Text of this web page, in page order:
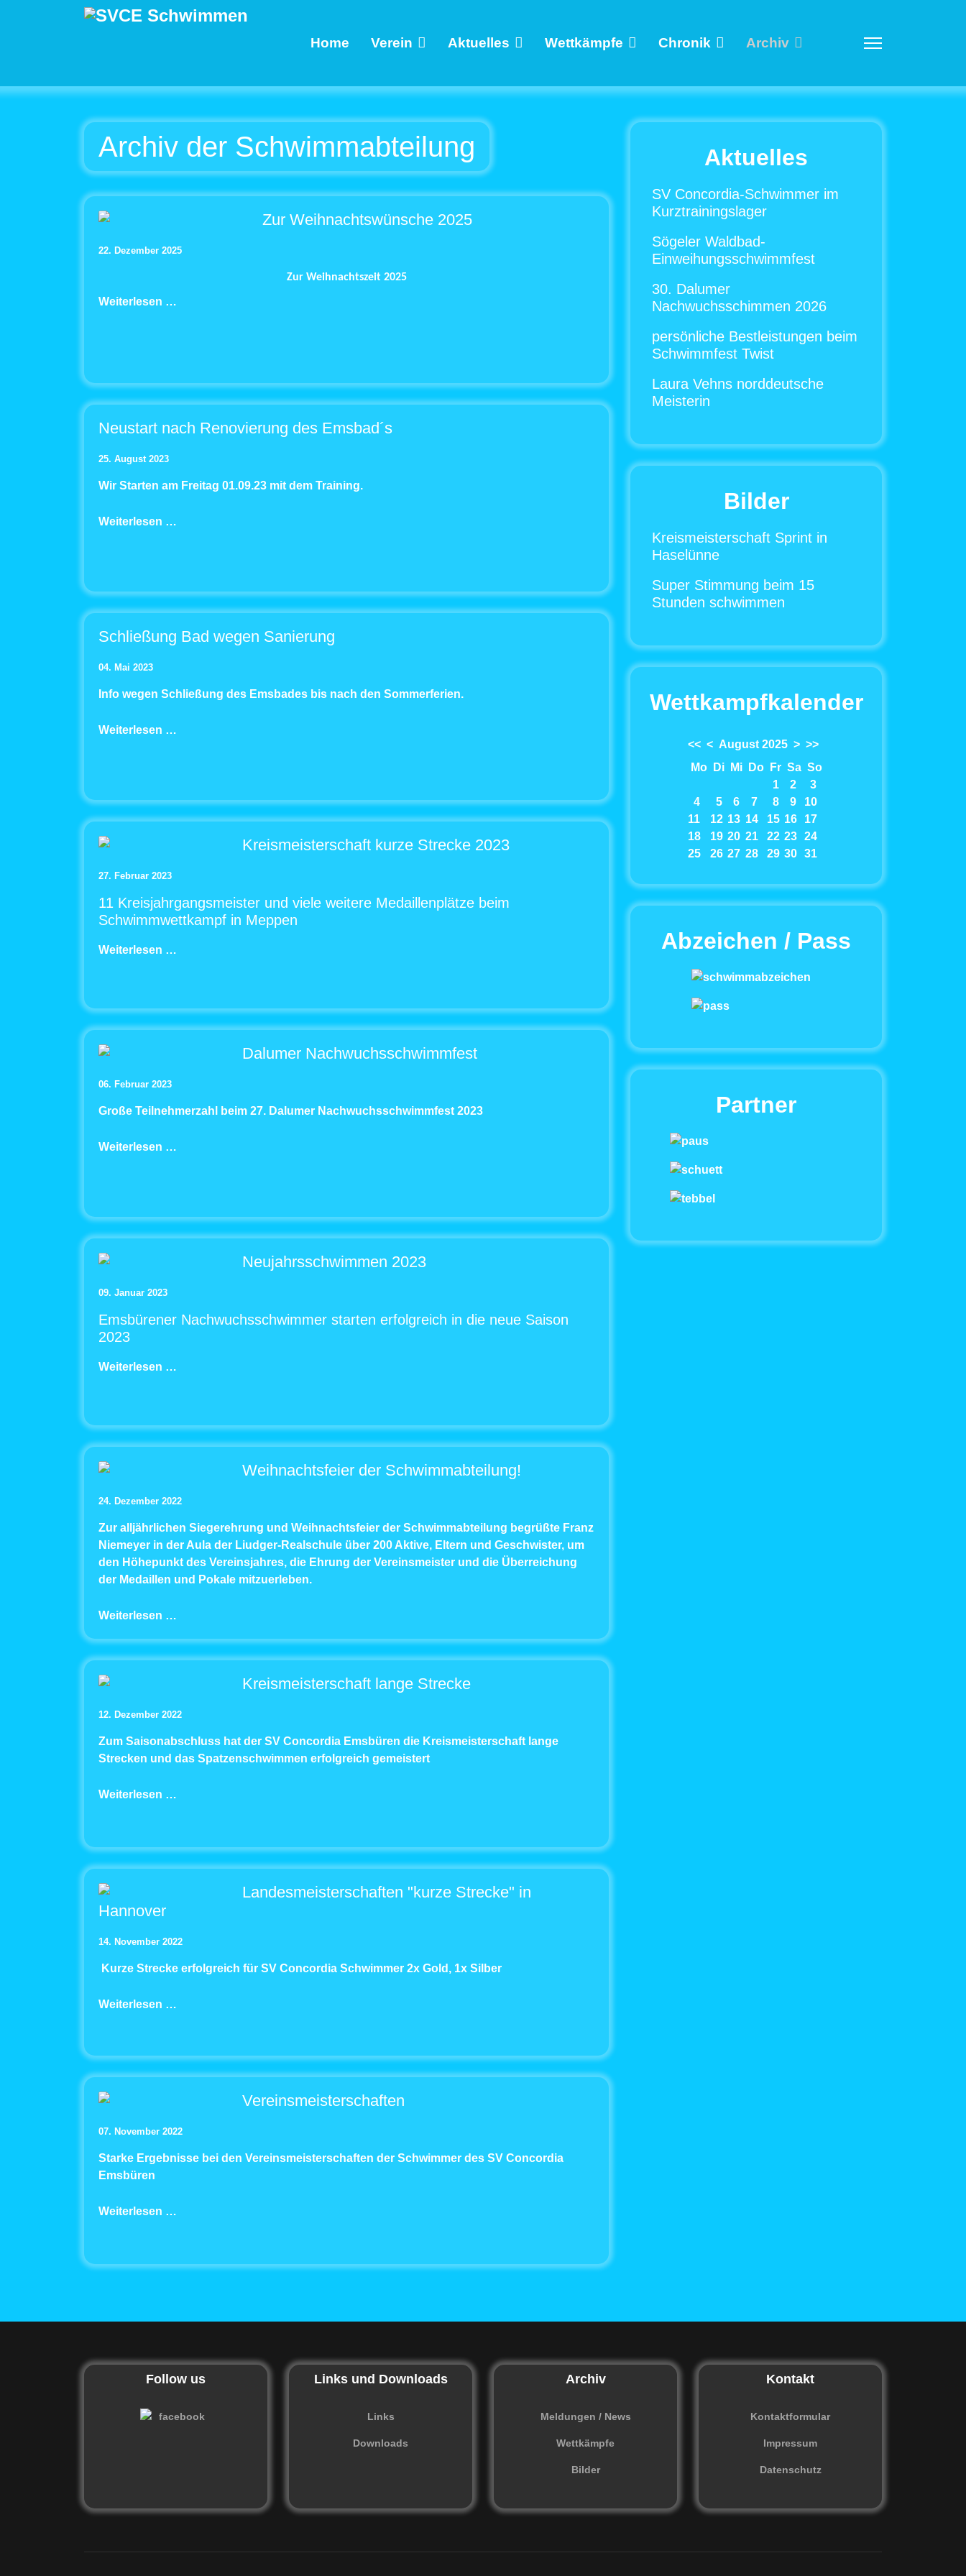
Home Verein Aktuelles Wettkämpfe Chronik Archiv
Archiv der Schwimmabteilung
Zur Weihnachtswünsche 2025
22. Dezember 2025
Zur Weihnachtszeit 2025
Weiterlesen …
Neustart nach Renovierung des Emsbad´s
25. August 2023
Wir Starten am Freitag 01.09.23 mit dem Training.
Weiterlesen …
Schließung Bad wegen Sanierung
04. Mai 2023
Info wegen Schließung des Emsbades bis nach den Sommerferien.
Weiterlesen …
Kreismeisterschaft kurze Strecke 2023
27. Februar 2023
11 Kreisjahrgangsmeister und viele weitere Medaillenplätze beim
Schwimmwettkampf in Meppen
Weiterlesen …
Dalumer Nachwuchsschwimmfest
06. Februar 2023
Große Teilnehmerzahl beim 27. Dalumer Nachwuchsschwimmfest 2023
Weiterlesen …
Neujahrsschwimmen 2023
09. Januar 2023
Emsbürener Nachwuchsschwimmer starten erfolgreich in die neue Saison
2023
Weiterlesen …
Weihnachtsfeier der Schwimmabteilung!
24. Dezember 2022
Zur alljährlichen Siegerehrung und Weihnachtsfeier der Schwimmabteilung begrüßte Franz
Niemeyer in der Aula der Liudger-Realschule über 200 Aktive, Eltern und Geschwister, um
den Höhepunkt des Vereinsjahres, die Ehrung der Vereinsmeister und die Überreichung
der Medaillen und Pokale mitzuerleben.
Weiterlesen …
Kreismeisterschaft lange Strecke
12. Dezember 2022
Zum Saisonabschluss hat der SV Concordia Emsbüren die Kreismeisterschaft lange
Strecken und das Spatzenschwimmen erfolgreich gemeistert
Weiterlesen …
Landesmeisterschaften "kurze Strecke" in
Hannover
14. November 2022
Kurze Strecke erfolgreich für SV Concordia Schwimmer 2x Gold, 1x Silber
Weiterlesen …
Vereinsmeisterschaften
07. November 2022
Starke Ergebnisse bei den Vereinsmeisterschaften der Schwimmer des SV Concordia
Emsbüren
Weiterlesen …
Aktuelles
SV Concordia-Schwimmer im
Kurztrainingslager
Sögeler Waldbad-
Einweihungsschwimmfest
30. Dalumer
Nachwuchsschimmen 2026
persönliche Bestleistungen beim
Schwimmfest Twist
Laura Vehns norddeutsche
Meisterin
Bilder
Kreismeisterschaft Sprint in
Haselünne
Super Stimmung beim 15
Stunden schwimmen
Wettkampfkalender
<< < August 2025 > >>
Mo
Di Mi Do Fr Sa So
1
2
3
4
5 6 7 8 9
10
11
12 13 14 15 16
17
18
19 20 21 22 23
24
25
26 27 28 29 30 31
Abzeichen / Pass
Partner
Follow us Links und Downloads
Links
Downloads
Archiv
Meldungen / News
Wettkämpfe
Bilder
Kontakt
Kontaktformular
Impressum
Datenschutz